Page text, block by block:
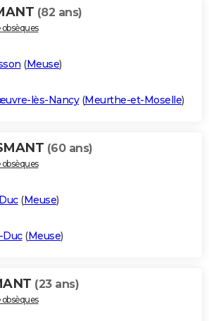
(82 ans)
(Meuse)
lès-Nancy(Meurthe-et-Moselle)
(60 ans)
(Meuse)
Duc(Meuse)
(23 ans)